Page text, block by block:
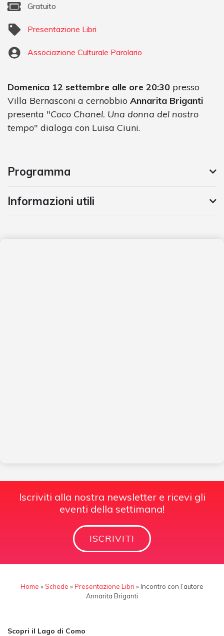
Gratuito
Presentazione Libri
Associazione Culturale Parolario
Domenica 12 settembre alle ore 20:30 presso
Villa Bernasconi a cernobbio Annarita Briganti
presenta "Coco Chanel. Una donna del nostro
tempo" dialoga con Luisa Ciuni.
Programma
Informazioni utili
Iscriviti alla nostra newsletter e ricevi gli
eventi della settimana!
ISCRIVITI
Home »Schede »Presentazione Libri » Incontro con l’autore
Annarita Briganti
Scopri il Lago di Como